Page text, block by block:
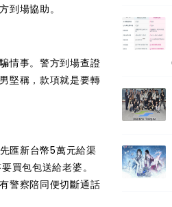
到場協助。
情事。警方到場查證
堅稱，款項就是要轉
匯新台幣5萬元給渠
買包包送給老婆。
警察陪同便切斷通話